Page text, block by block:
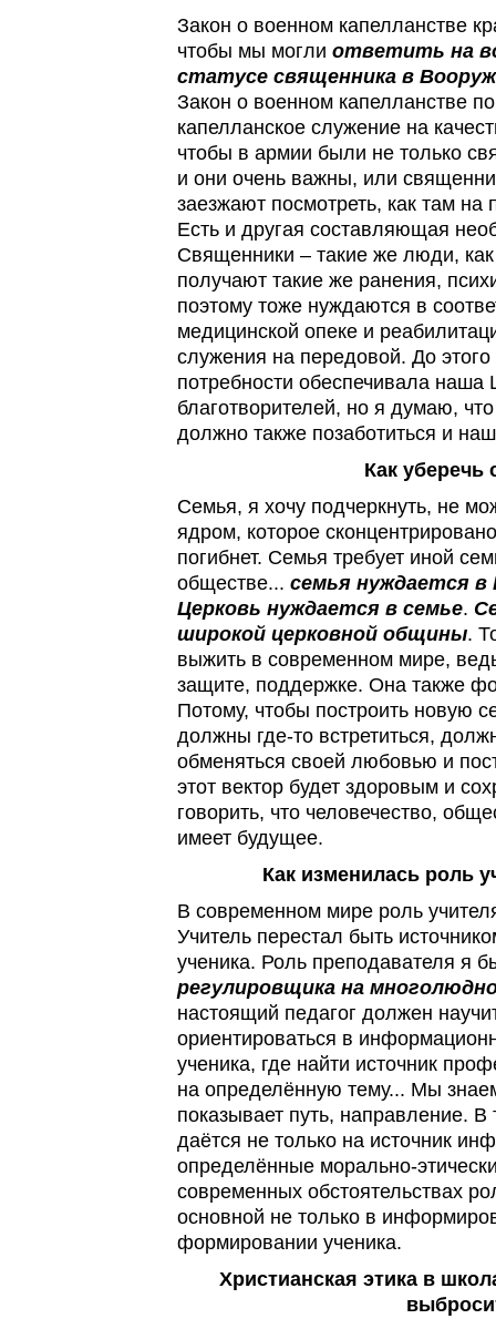
Закон о военном капелланстве
чтобы мы могли ответить на
статусе священника в
Закон о военном капелланстве
капелланское служение на
чтобы в армии были не только
и они очень важны, или
заезжают посмотреть, как там
Есть и другая составляющая
Священники – такие же люди,
получают такие же ранения,
поэтому тоже нуждаются в
медицинской опеке и
служения на передовой. До
потребности обеспечивала
благотворителей, но я думаю,
должно также позаботиться и
Как уберечь
Семья, я хочу подчеркнуть, не
ядром, которое
погибнет. Семья требует иной
обществе... семья нуждается в
Церковь нуждается в семье.
широкой церковной общины.
выжить в современном мире,
защите, поддержке. Она также
Потому, чтобы построить новую
должны где-то встретиться,
обменяться своей любовью и
этот вектор будет здоровым и
говорить, что человечество,
имеет будущее.
Как изменилась роль
В современном мире роль
Учитель перестал быть
ученика. Роль преподавателя я
регулировщика на
настоящий педагог должен
ориентироваться в
ученика, где найти источник
на определённую тему... Мы
показывает путь, направление. В
даётся не только на источник
определённые морально-
современных обстоятельствах
основной не только в
формировании ученика.
Христианская этика в